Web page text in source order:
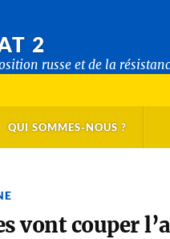
2
russe et de la
QUI SOMMES-NOUS ?
vont couper